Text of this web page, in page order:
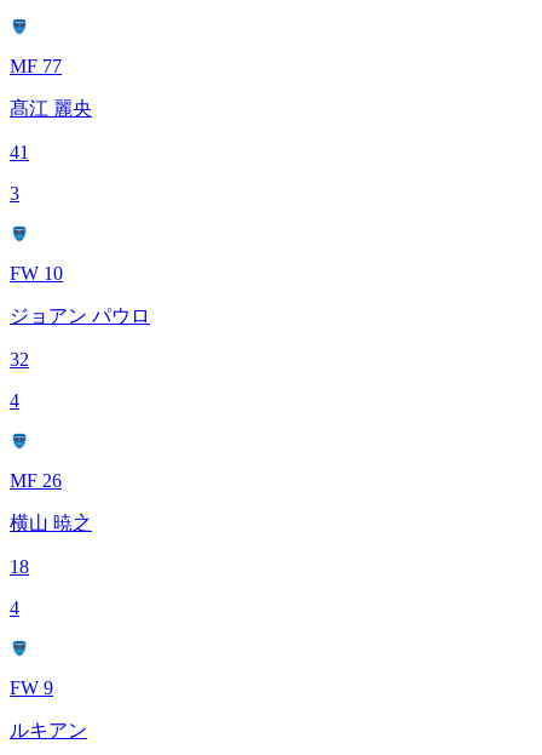
MF 77
髙江 麗央
41
3
FW 10
ジョアン パウロ
32
4
MF 26
横山 暁之
18
4
FW 9
ルキアン